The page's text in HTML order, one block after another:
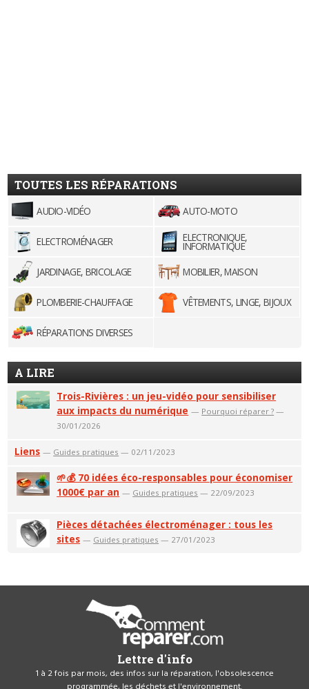
TOUTES LES RÉPARATIONS
AUDIO-VIDÉO AUTO-MOTO
ELECTROMÉNAGER ELECTRONIQUE,
INFORMATIQUE
JARDINAGE, BRICOLAGE
MOBILIER, MAISON
PLOMBERIE-CHAUFFAGE VÊTEMENTS, LINGE, BIJOUX
RÉPARATIONS DIVERSES
A LIRE
Trois-Rivières : un jeu-vidéo pour sensibiliser
aux impacts du numérique — Pourquoi réparer ? —
30/01/2026
Liens — Guides pratiques — 02/11/2023
🌱💰 70 idées éco-responsables pour économiser
1000€ par an — Guides pratiques — 22/09/2023
Pièces détachées électroménager : tous les
sites — Guides pratiques — 27/01/2023
Lettre d'info
1 à 2 fois par mois, des infos sur la réparation, l'obsolescence